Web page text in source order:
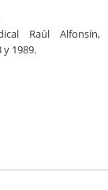
Raúl Alfonsín,
1989.